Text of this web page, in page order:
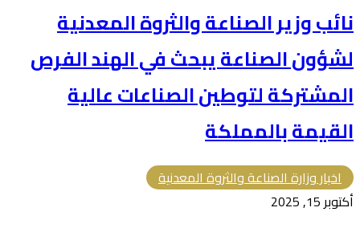
نائب وزير الصناعة والثروة المعدنية
لشؤون الصناعة يبحث في الهند الفرص
المشتركة لتوطين الصناعات عالية
القيمة بالمملكة
اخبار وزارة الصناعة والثروة المعدنية
أكتوبر 15, 2025